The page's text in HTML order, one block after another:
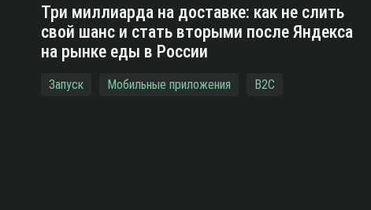
Три миллиарда на доставке: как не слить
свой шанс и стать вторыми после Яндекса
на рынке еды в России
Запуск Мобильные приложения B2C